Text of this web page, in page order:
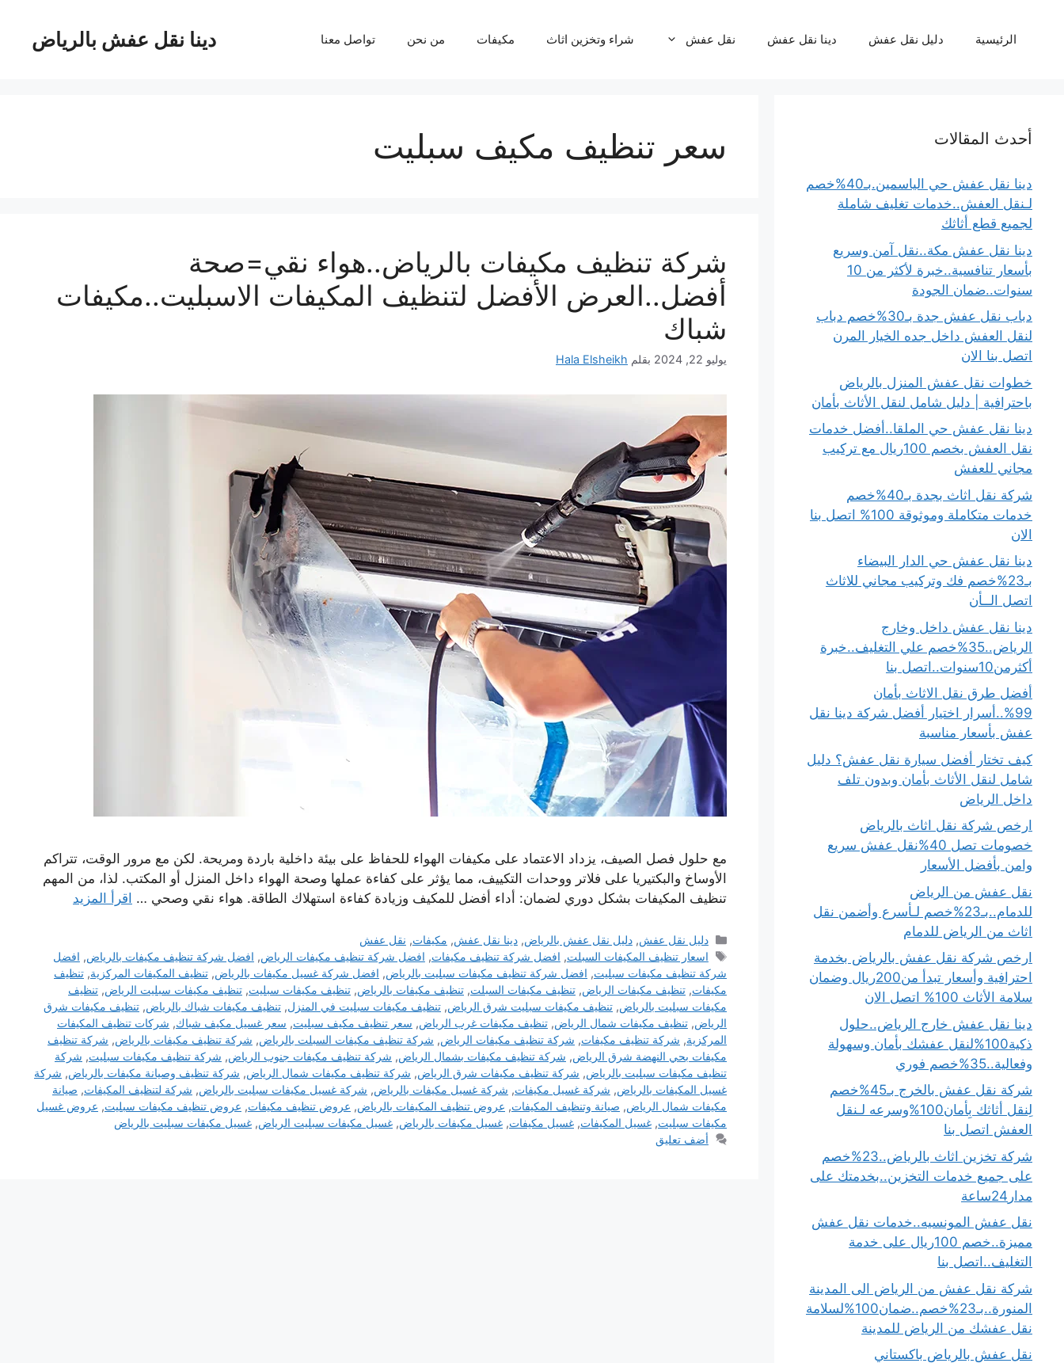
دينا نقل عفش بالرياض الرئيسية دليل نقل عفش دينا نقل عفش نقل عفش شراء وتخزين اثاث مكيفات من نحن تواصل معنا
سعر تنظيف مكيف سبليت
شركة تنظيف مكيفات بالرياض..هواء نقي=صحة
أفضل..العرض الأفضل لتنظيف المكيفات الاسبليت..مكيفات
شباك
يوليو 22, 2024 بقلم Hala Elsheikh
مع حلول فصل الصيف، يزداد الاعتماد على مكيفات الهواء للحفاظ على بيئة داخلية باردة ومريحة. لكن مع مرور الوقت، تتراكم
الأوساخ والبكتيريا على فلاتر ووحدات التكييف، مما يؤثر على كفاءة عملها وصحة الهواء داخل المنزل أو المكتب. لذا، من المهم
تنظيف المكيفات بشكل دوري لضمان: أداء أفضل للمكيف وزيادة كفاءة استهلاك الطاقة. هواء نقي وصحي … اقرأ المزيد
التصنيفات
دليل نقل عفش,دليل نقل عفش بالرياض,دينا نقل عفش, مكيفات, نقل عفش
الوسوم
اسعار تنظيف المكيفات السبلت, افضل شركة تنظيف مكيفات, افضل شركة تنظيف مكيفات الرياض, افضل شركة تنظيف مكيفات بالرياض, افضل
شركة تنظيف مكيفات سبليت, افضل شركة تنظيف مكيفات سبليت بالرياض, افضل شركة غسيل مكيفات بالرياض, تنظيف المكيفات المركزية, تنظيف
مكيفات, تنظيف مكيفات الرياض, تنظيف مكيفات السبلت, تنظيف مكيفات بالرياض, تنظيف مكيفات سبليت, تنظيف مكيفات سبليت الرياض, تنظيف
مكيفات سبليت بالرياض, تنظيف مكيفات سبليت شرق الرياض, تنظيف مكيفات سبليت في المنزل, تنظيف مكيفات شباك بالرياض, تنظيف مكيفات شرق
الرياض, تنظيف مكيفات شمال الرياض, تنظيف مكيفات غرب الرياض, سعر تنظيف مكيف سبليت, سعر غسيل مكيف شباك, شركات تنظيف المكيفات
المركزية, شركة تنظيف مكيفات, شركة تنظيف مكيفات الرياض, شركة تنظيف مكيفات السبلت بالرياض, شركة تنظيف مكيفات بالرياض, شركة تنظيف
مكيفات بحي النهضة شرق الرياض, شركة تنظيف مكيفات بشمال الرياض, شركة تنظيف مكيفات جنوب الرياض, شركة تنظيف مكيفات سبليت, شركة
تنظيف مكيفات سبليت بالرياض, شركة تنظيف مكيفات شرق الرياض, شركة تنظيف مكيفات شمال الرياض, شركة تنظيف وصيانة مكيفات بالرياض, شركة
غسيل المكيفات بالرياض, شركة غسيل مكيفات, شركة غسيل مكيفات بالرياض, شركة غسيل مكيفات سبليت بالرياض, شركة لتنظيف المكيفات, صيانة
مكيفات شمال الرياض, صيانة وتنظيف المكيفات, عروض تنظيف المكيفات بالرياض, عروض تنظيف مكيفات, عروض تنظيف مكيفات سبليت, عروض غسيل
مكيفات سبليت, غسيل المكيفات, غسيل مكيفات, غسيل مكيفات بالرياض, غسيل مكيفات سبليت الرياض, غسيل مكيفات سبليت بالرياض
أضف تعليق
أحدث المقالات
دينا نقل عفش حي الياسمين.بـ40%خصم
لـنقل العفش..خدمات تغليف شاملة
لجميع قطع أثاثك
دينا نقل عفش مكة..نقل آمن وسريع
بأسعار تنافسية..خبرة لأكثر من 10
سنوات..ضمان الجودة
دباب نقل عفش جدة بـ30%خصم دباب
لنقل العفش داخل جده الخيار المرن
اتصل بنا الان
خطوات نقل عفش المنزل بالرياض
باحترافية | دليل شامل لنقل الأثاث بأمان
دينا نقل عفش حي الملقا..أفضل خدمات
نقل العفش بخصم 100ريال مع تركيب
مجاني للعفش
شركة نقل اثاث بجدة بـ40%خصم
خدمات متكاملة وموثوقة 100% اتصل بنا
الان
دينا نقل عفش حي الدار البيضاء
بـ23%خصم فك وتركيب مجاني للاثاث
اتصل الــأن
دينا نقل عفش داخل وخارج
الرياض..35%خصم علي التغليف..خبرة
أكثرمن10سنوات..اتصل بنا
أفضل طرق نقل الاثاث بأمان
99%..أسرار اختيار أفضل شركة دينا نقل
عفش بأسعار مناسبة
كيف تختار أفضل سيارة نقل عفش؟ دليل
شامل لنقل الأثاث بأمان وبدون تلف
داخل الرياض
ارخص شركة نقل اثاث بالرياض
خصومات تصل 40%نقل عفش سريع
وامن بأفضل الأسعار
نقل عفش من الرياض
للدمام..بـ23%خصم لـأسرع وأضمن نقل
اثاث من الرياض للدمام
ارخص شركة نقل عفش بالرياض بخدمة
احترافية وأسعار تبدأ من200ريال وضمان
سلامة الأثاث 100% اتصل الان
دينا نقل عفش خارج الرياض..حلول
ذكية100%لنقل عفشك بأمان وسهولة
وفعالية..35%خصم فوري
شركة نقل عفش بالخرج بـ45%خصم
لِنقل أثاثك بِأمان100%وسرعه لـنقل
العفش اتصل بنا
شركة تخزين اثاث بالرياض..23%خصم
على جميع خدمات التخزين..بخدمتك على
مدار24ساعة
نقل عفش المونسيه..خدمات نقل عفش
مميزة..خصم 100ريال على خدمة
التغليف..اتصل بنا
شركة نقل عفش من الرياض الى المدينة
المنورة..بـ23%خصم..ضمان100%لسلامة
نقل عفشك من الرياض للمدينة
نقل عفش بالرياض باكستاني